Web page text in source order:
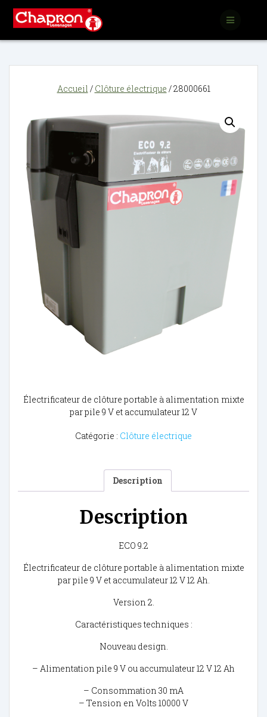
Accueil / Clôture électrique / 28000661
Électrificateur de clôture portable à alimentation mixte
par pile 9 V et accumulateur 12 V
Catégorie : Clôture électrique
Description
Description
ECO 9.2
Électrificateur de clôture portable à alimentation mixte
par pile 9 V et accumulateur 12 V 12 Ah.
Version 2.
Caractéristiques techniques :
Nouveau design.
– Alimentation pile 9 V ou accumulateur 12 V 12 Ah
– Consommation 30 mA
– Tension en Volts 10000 V